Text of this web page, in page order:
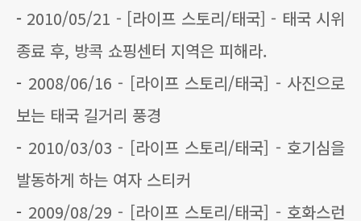
- 2010/05/21 - [라이프 스토리/태국] - 태국 시위
종료 후, 방콕 쇼핑센터 지역은 피해라.
- 2008/06/16 - [라이프 스토리/태국] - 사진으로
보는 태국 길거리 풍경
- 2010/03/03 - [라이프 스토리/태국] - 호기심을
발동하게 하는 여자 스티커
- 2009/08/29 - [라이프 스토리/태국] - 호화스런